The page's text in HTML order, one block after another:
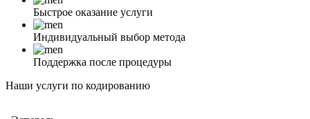
Быстрое оказание услуги
Индивидуальный выбор метода
Поддержка после процедуры
Наши услуги по кодированию